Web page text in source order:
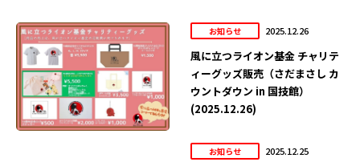
お知らせ 2025.12.26
風に立つライオン基金 チャリテ
ィーグッズ販売（さだまさし カ
ウントダウン in 国技館）
(2025.12.26)
お知らせ 2025.12.25